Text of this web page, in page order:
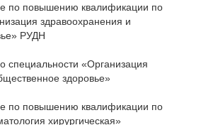
по повышению квалификации по
здравоохранения и
РУДН
специальности «Организация
здоровье»
по повышению квалификации по
хирургическая»